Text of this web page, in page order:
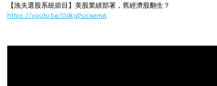
【漁夫選股系統節目】美股業績部署，舊經濟股翻生？
https://youtu.be/OdkgPucxemA